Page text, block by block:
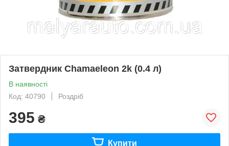
Затвердник Chamaeleon 2k (0.4 л)
В наявності
Код: 40790
Роздріб
395 ₴
Купити